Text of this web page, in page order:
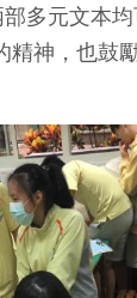
多元文本
精神，也鼓